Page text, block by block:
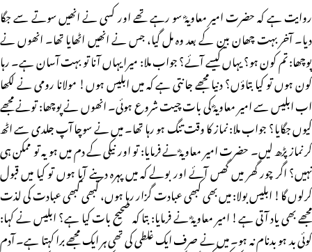
روایت ہے کہ حضرت امیر معاویہؓ سو رہے تھے اور کسی نے انھیں سوتے سے جگا
دیا۔ آخر بہت چھان بین کے بعد وہ مل گیا، جس نے انھیں اٹھایا تھا۔ انھوں نے
پوچھا: تم کون ہو؟ یہاں کیسے آئے؟ جواب ملا: میرا یہاں آنا تو بہت آسان ہے۔ رہا
کون ہوں تو کیا بتاؤں؟ دنیا مجھے جانتی ہے کہ میں ابلیس ہوں! مولانا رومی نے لکھا
اب ابلیس سے امیر معاویہؓ کی بات چیت شروع ہوئی۔ انھوں نے پوچھا: تونے مجھے
کیوں جگایا؟ جواب ملا: نماز کا وقت تنگ ہو رہا تھا۔ میں نے سوچا آپ جلدی سے اٹھ
کر نماز پڑھ لیں۔ حضرت امیر معاویہؓ نے فرمایا: تو اور نیکی کے دم میں ہو یہ تو ممکن ہی
نہیں؟ اگر چور گھر میں گھس آئے اور بولے کہ میں پہرہ دینے آیا ہوں تو کیا میں قبول
کرلوں گا! ابلیس بولا: میں بھی کبھی عبادت گزار رہا ہوں، کبھی کبھی عبادت کی لذت
مجھے بھی یاد آتی ہے! امیر معاویہؓ نے فرمایا: بتا کہ صحیح بات کیا ہے؟ ابلیس نے کہا:
کوئی بد ہو بدنام نہ ہو۔ میں نے صرف ایک غلطی کی تھی ہر ایک مجھے برا کہتا ہے۔ آدم